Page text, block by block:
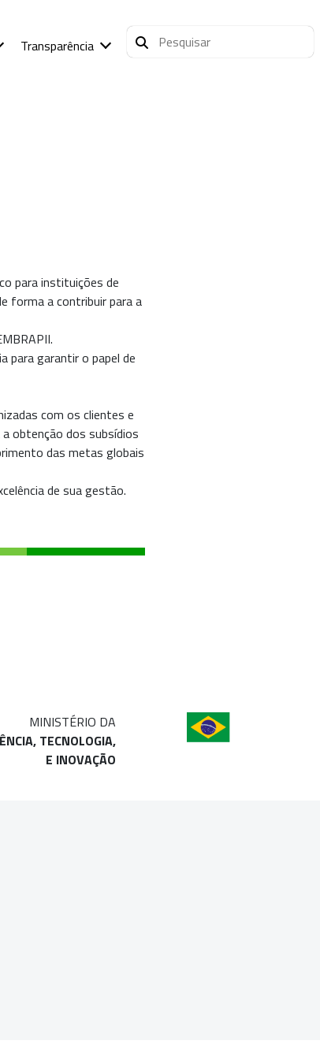
Transparência
para instituições de
forma a contribuir para a
para garantir o papel de
com os clientes e
obtenção dos subsídios
das metas globais
de sua gestão.
MINISTÉRIO DA
TECNOLOGIA,
E INOVAÇÃO